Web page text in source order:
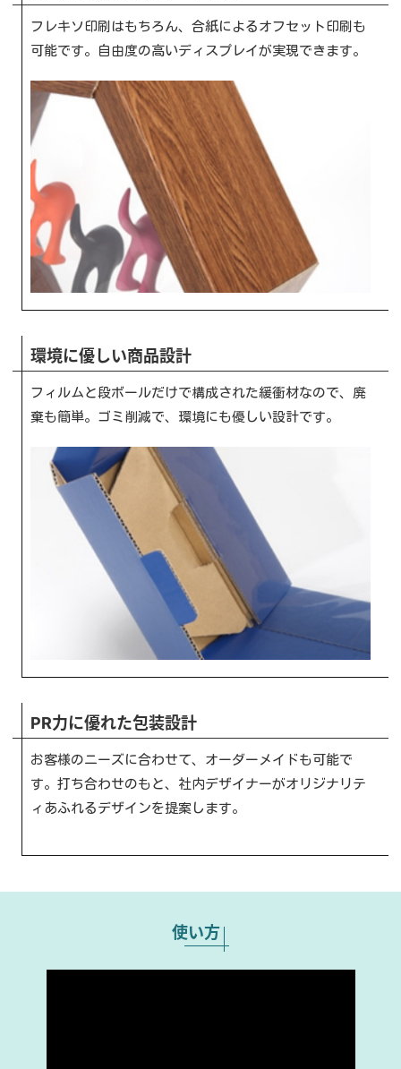
フレキソ印刷はもちろん、合紙によるオフセット印刷も
可能です。自由度の高いディスプレイが実現できます。
環境に優しい商品設計
フィルムと段ボールだけで構成された緩衝材なので、廃
棄も簡単。ゴミ削減で、環境にも優しい設計です。
PR力に優れた包装設計
お客様のニーズに合わせて、オーダーメイドも可能で
す。打ち合わせのもと、社内デザイナーがオリジナリテ
ィあふれるデザインを提案します。
使い方